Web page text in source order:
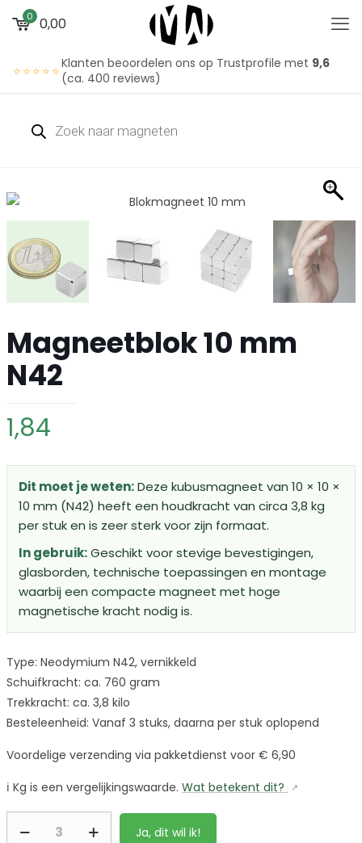
0 0,00
⭐⭐⭐⭐⭐Klanten beoordelen ons op Trustprofile met 9,6
(ca. 400 reviews)
Magneetblok 10 mm
N42
1,84
Dit moet je weten:Deze kubusmagneet van 10 × 10 ×
10 mm (N42) heeft een houdkracht van circa 3,8 kg
per stuk en is zeer sterk voor zijn formaat.
In gebruik:Geschikt voor stevige bevestigingen,
glasborden, technische toepassingen en montage
waarbij een compacte magneet met hoge
magnetische kracht nodig is.
Type: Neodymium N42, vernikkeld
Schuifkracht: ca. 760 gram
Trekkracht: ca. 3,8 kilo
Besteleenheid: Vanaf 3 stuks, daarna per stuk oplopend
Voordelige verzending via pakketdienst voor € 6,90
ℹ️ Kg is een vergelijkingswaarde. Wat betekent dit?
Ja, dit wil ik!